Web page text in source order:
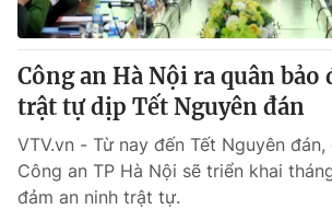
Công an Hà Nội ra quân
trật tự dịp Tết Nguyên đán
VTV.vn - Từ nay đến Tết Nguyên
Công an TP Hà Nội sẽ triển khai
đảm an ninh trật tự.